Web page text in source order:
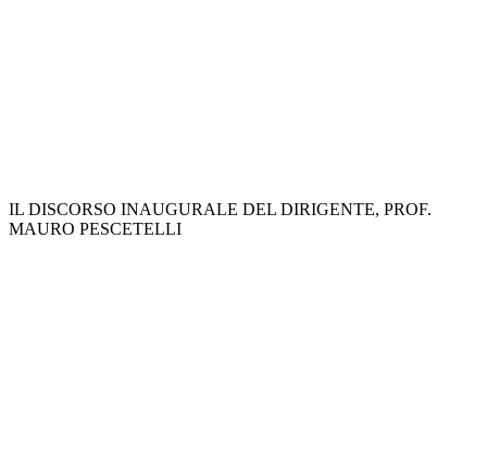
IL DISCORSO INAUGURALE DEL DIRIGENTE, PROF.
MAURO PESCETELLI